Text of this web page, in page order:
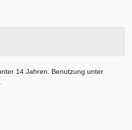
14 Jahren. Benutzung unter